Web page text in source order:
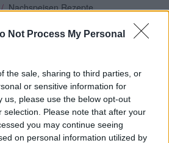
Not Process My Personal
the sale, sharing to third parties, or
or sensitive information for
us, please use the below opt-out
selection. Please note that after your
you may continue seeing
on personal information utilized by
Nachspeisen Rezepte
Top
Torte